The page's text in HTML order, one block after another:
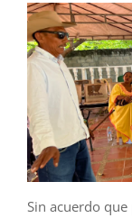
Sin acuerdo